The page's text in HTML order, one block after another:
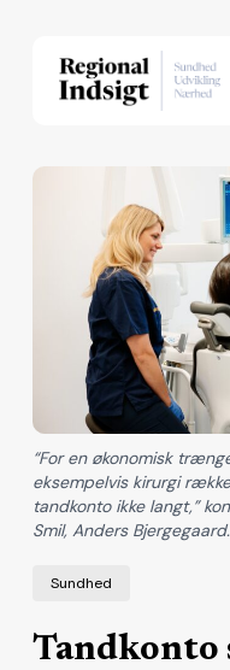
Sundhed
Tandkonto
“For en økonomisk
eksempelvis kirurgi
tandkonto ikke langt,”
Smil, Anders Bjergegaard.